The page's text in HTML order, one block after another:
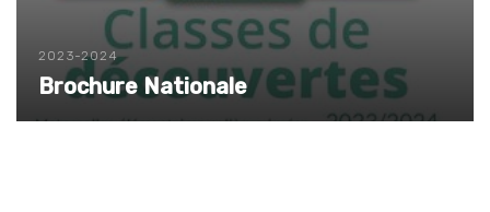
2023-2024
Brochure Nationale